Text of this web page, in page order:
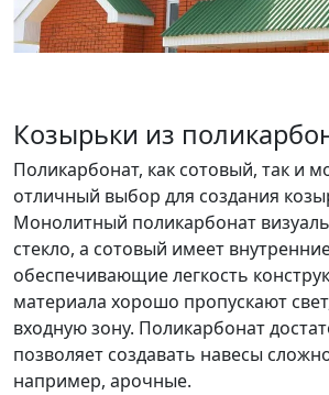
Козырьки из
Поликарбонат, как сотовый, так и
отличный выбор для создания
Монолитный поликарбонат
стекло, а сотовый имеет
обеспечивающие легкость
материала хорошо пропускают
входную зону. Поликарбонат
позволяет создавать навесы
например, арочные.